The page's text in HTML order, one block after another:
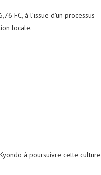
FC, à l’issue d’un processus
locale.
à poursuivre cette culture